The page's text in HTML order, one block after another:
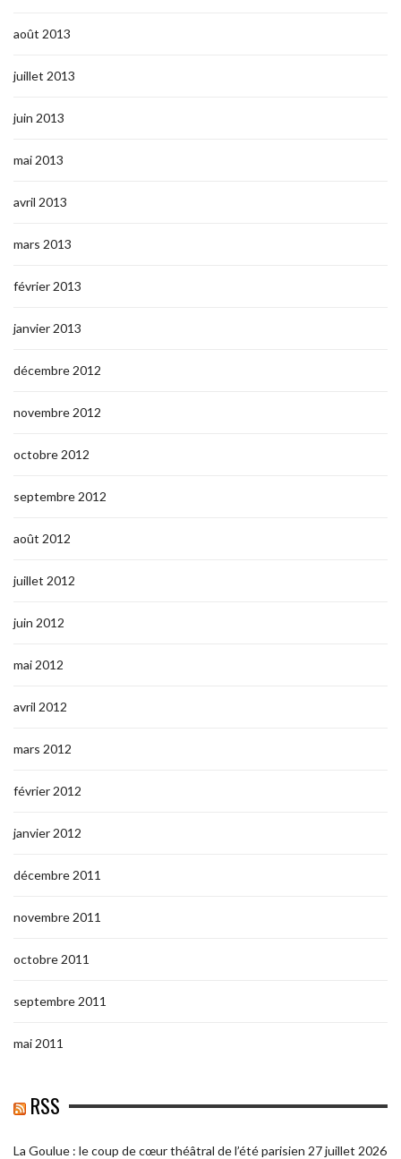
août 2013
juillet 2013
juin 2013
mai 2013
avril 2013
mars 2013
février 2013
janvier 2013
décembre 2012
novembre 2012
octobre 2012
septembre 2012
août 2012
juillet 2012
juin 2012
mai 2012
avril 2012
mars 2012
février 2012
janvier 2012
décembre 2011
novembre 2011
octobre 2011
septembre 2011
mai 2011
RSS
La Goulue : le coup de cœur théâtral de l’été parisien 27 juillet 2026